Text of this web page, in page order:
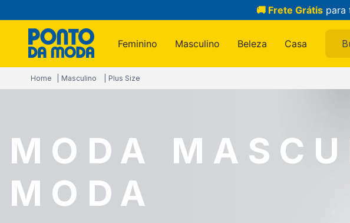
🚚 Frete Grátis para
Feminino Masculino Beleza Casa
Masculino Plus Size
MODA
MODA
Termos mais buscados
1º infantil
4º jeans